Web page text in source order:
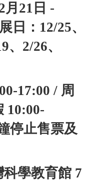
月21日 -
日：12/25、
、2/26、
17:00 / 周
10:00-
停止售票及
學教育館 7